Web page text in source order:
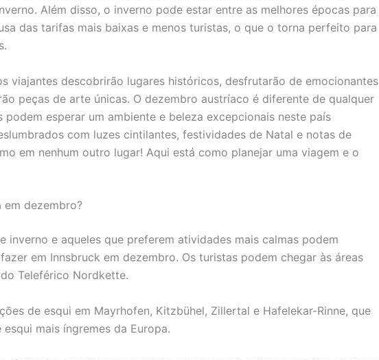
Além disso, o inverno pode estar entre as melhores épocas para
das tarifas mais baixas e menos turistas, o que o torna perfeito para
viajantes descobrirão lugares históricos, desfrutarão de emocionantes
peças de arte únicas. O dezembro austríaco é diferente de qualquer
esperar um ambiente e beleza excepcionais neste país
com luzes cintilantes, festividades de Natal e notas de
em nenhum outro lugar! Aqui está como planejar uma viagem e o
em dezembro?
inverno e aqueles que preferem atividades mais calmas podem
em Innsbruck em dezembro. Os turistas podem chegar às áreas
Teleférico Nordkette.
de esqui em Mayrhofen, Kitzbühel, Zillertal e Hafelekar-Rinne, que
mais íngremes da Europa.